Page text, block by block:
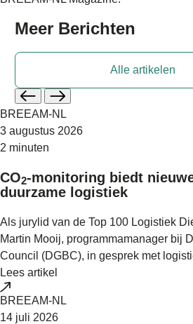
Meer Berichten
Alle artikelen
BREEAM-NL
3 augustus 2026
2 minuten
CO2-monitoring biedt
duurzame logistiek
Als jurylid van de Top 100 Logistiek
Martin Mooij, programmamanager bij
Council (DGBC), in gesprek met
Lees artikel
BREEAM-NL
14 juli 2026